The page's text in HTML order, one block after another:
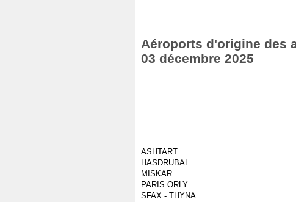
Aéroports d'origine des
03 décembre 2025
ASHTART
HASDRUBAL
MISKAR
PARIS ORLY
SFAX - THYNA